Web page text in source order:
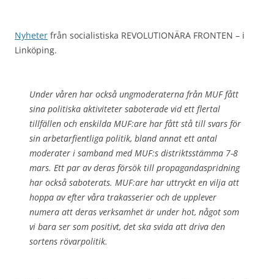
Nyheter från socialistiska REVOLUTIONÄRA FRONTEN – i
Linköping.
Under våren har också ungmoderaterna från MUF fått
sina politiska aktiviteter saboterade vid ett flertal
tillfällen och enskilda MUF:are har fått stå till svars för
sin arbetarfientliga politik, bland annat ett antal
moderater i samband med MUF:s distriktsstämma 7-8
mars. Ett par av deras försök till propagandaspridning
har också saboterats. MUF:are har uttryckt en vilja att
hoppa av efter våra trakasserier och de upplever
numera att deras verksamhet är under hot, något som
vi bara ser som positivt, det ska svida att driva den
sortens rövarpolitik.